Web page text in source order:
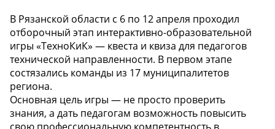
В Рязанской области с 6 по 12 апреля проходил
отборочный этап интерактивно-образовательной
игры «ТехноКиК» — квеста и квиза для педагогов
технической направленности. В первом этапе
состязались команды из 17 муниципалитетов
региона.
Основная цель игры — не просто проверить
знания, а дать педагогам возможность повысить